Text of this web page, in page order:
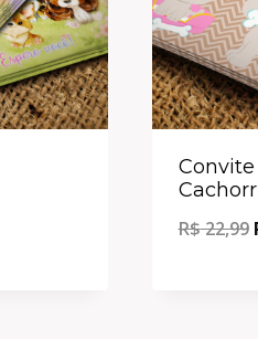
Convite
R$22,99